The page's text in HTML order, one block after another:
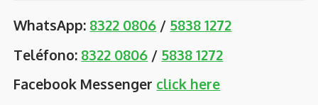
WhatsApp: 8322 0806 / 5838 1272
Teléfono: 8322 0806 / 5838 1272
Facebook Messenger click here